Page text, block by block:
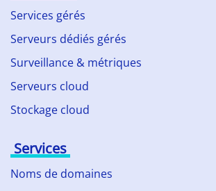
Services gérés
Serveurs dédiés gérés
Surveillance & métriques
Serveurs cloud
Stockage cloud
Services
Noms de domaines